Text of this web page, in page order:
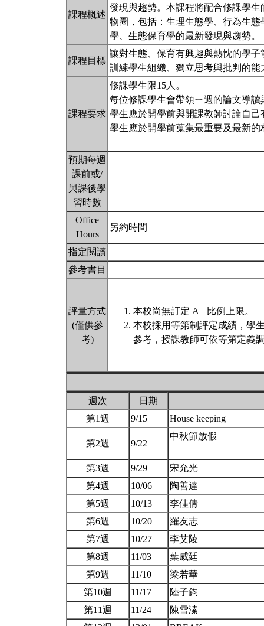
課程概述
發現與趨勢。本課程將配合修課學
物圈，包括：生理生態學、行為生
學、生態保育學的最新發現與趨勢。
課程目標
讓對生態、保育有興趣與熱忱的學
訓練學生組織、獨立思考與批判的
課程要求
修課學生限15人。
每位修課學生會帶領ㄧ週的論文導讀
學生應於開學前與開課教師討論自
學生應於開學前蒐集最重要及最新
預期每週
課前或/
與課後學
習時數
Office
Hours
另約時間
指定閱讀
參考書目
評量方式
(僅供參
考)
本校尚無訂定 A+ 比例上限。
本校採用等第制評定成績，學
參考，授課教師可依等第定義
週次
日期
第1週
9/15 House keeping
第2週 9/22
中秋節放假
第3週 9/29
宋允光
第4週
10/06
陶善達
第5週
10/13
李佳倩
第6週
10/20
羅友志
第7週
10/27
李艾陵
第8週
11/03
葉威廷
第9週
11/10
梁若華
第10週
11/17
陸子鈞
第11週
11/24
陳雪溱